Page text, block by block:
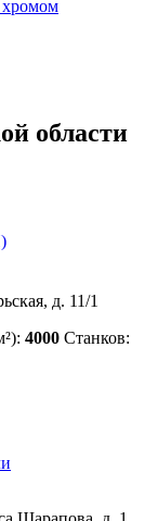
области
д. 11/1
4000 Станков: